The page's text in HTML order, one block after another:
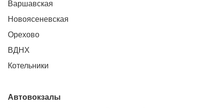
Варшавская
Новоясеневская
Орехово
ВДНХ
Котельники
Автовокзалы